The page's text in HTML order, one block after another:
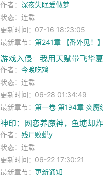
作者：深夜失眠爱做梦
状态：连载
更新时间：07-16 18:23:05
最新章节：第241章 【番外见！】
游戏入侵：我用天赋带飞华夏
作者：今晚吃鸡
状态：连载
更新时间：06-28 01:34:49
最新章节：第一卷 第194章 炎魔
神印：网恋养魔神，鱼塘却炸
作者：残尸败蜕y
状态：连载
更新时间：06-22 17:30:21
最新章节： 更新通知